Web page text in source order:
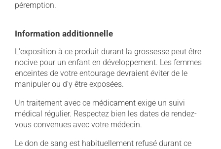
péremption.
Information additionnelle
L'exposition à ce produit durant la grossesse peut être
nocive pour un enfant en développement. Les femmes
enceintes de votre entourage devraient éviter de le
manipuler ou d'y être exposées.
Un traitement avec ce médicament exige un suivi
médical régulier. Respectez bien les dates de rendez-
vous convenues avec votre médecin.
Le don de sang est habituellement refusé durant ce